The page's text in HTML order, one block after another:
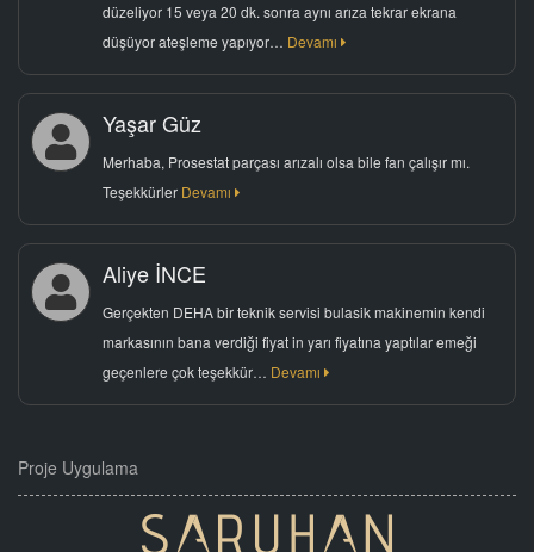
düzeliyor 15 veya 20 dk. sonra aynı arıza tekrar ekrana
düşüyor ateşleme yapıyor… Devamı
Yaşar Güz
Merhaba, Prosestat parçası arızalı olsa bile fan çalışır mı.
Teşekkürler Devamı
Aliye İNCE
Gerçekten DEHA bir teknik servisi bulasik makinemin kendi
markasının bana verdiği fiyat in yarı fiyatına yaptılar emeği
geçenlere çok teşekkür… Devamı
Proje Uygulama